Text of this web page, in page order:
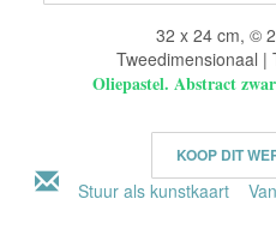
32 x 24 cm, ©
Tweedimensionaal |
Oliepastel. Abstract
KOOP DIT
Stuur als kunstkaart